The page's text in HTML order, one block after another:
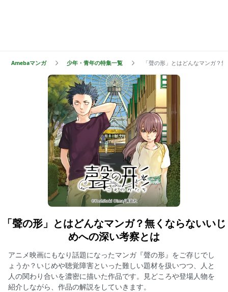
Amebaマンガ 少年・青年の特集一覧 「聲の形」とはどんなマンガ？
「聲の形」とはどんなマンガ？無くならないいじ
めへの深い考察とは
アニメ映画にもなり話題になったマンガ『聲の形』をご存じでし
ょうか？いじめや聴覚障害といった難しい題材を扱いつつ、人と
人の関わり合いを濃密に描いた作品です。見どころや登場人物を
紹介しながら、作品の解説をしていきます。